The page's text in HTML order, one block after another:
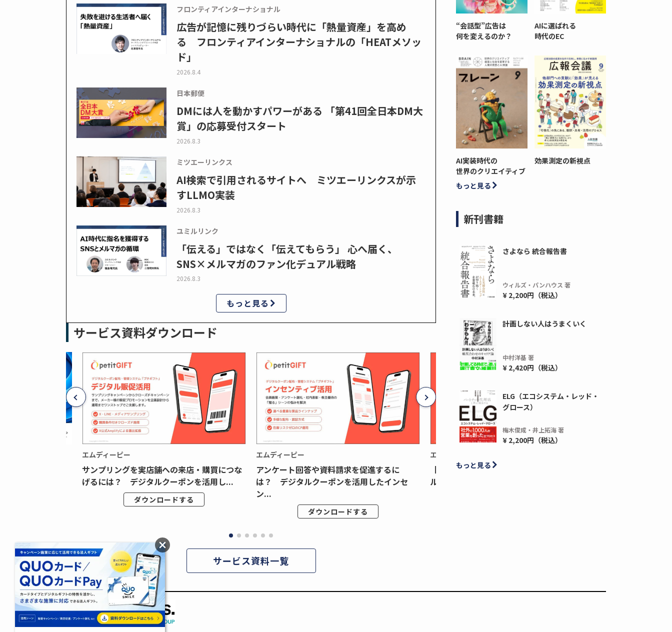
フロンティアインターナショナル
広告が記憶に残りづらい時代に「熱量資産」を高め
る フロンティアインターナショナルの「HEATメソッ
ド」
2026.8.4
日本郵便
DMには人を動かすパワーがある 「第41回全日本DM大
賞」の応募受付スタート
2026.8.3
ミツエーリンクス
AI検索で引用されるサイトへ ミツエーリンクスが示
すLLMO実装
2026.8.3
ユミルリンク
「伝える」ではなく「伝えてもらう」 心へ届く、
SNS×メルマガのファン化デュアル戦略
2026.8.3
もっと見る
サービス資料ダウンロード
エムディーピー
サンプリングを実店舗への来店・購買につな
げるには？ デジタルクーポンを活用し...
ダウンロードする
エムディーピー
アンケート回答や資料請求を促進するに
は？ デジタルクーポンを活用したインセ
ン...
ダウンロードする
エムディーピー
【月間1,000万本以上の配布実績！】デジタ
ルクーポンを活用した販促キャンペーンを...
サービス資料一覧
“会話型”広告は
何を変えるのか？
AIに選ばれる
時代のEC
AI実装時代の
世界のクリエイティブ
効果測定の新視点
もっと見る
新刊書籍
さよなら 統合報告書
ウィルズ・パンハウス 著
¥ 2,200円（税込）
計画しない人はうまくいく
中村洋基 著
¥ 2,420円（税込）
ELG（エコシステム・レッド・
グロース）
梅木俊成・井上拓海 著
¥ 2,200円（税込）
もっと見る